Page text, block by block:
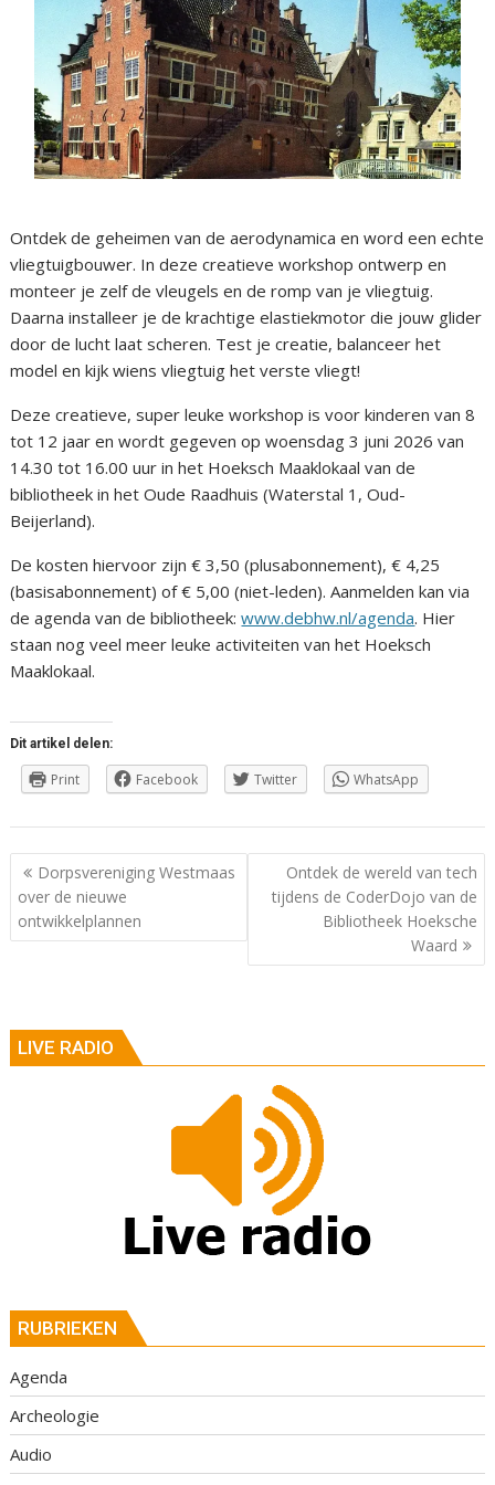
Ontdek de geheimen van de aerodynamica en word een echte
vliegtuigbouwer. In deze creatieve workshop ontwerp en
monteer je zelf de vleugels en de romp van je vliegtuig.
Daarna installeer je de krachtige elastiekmotor die jouw glider
door de lucht laat scheren. Test je creatie, balanceer het
model en kijk wiens vliegtuig het verste vliegt!
Deze creatieve, super leuke workshop is voor kinderen van 8
tot 12 jaar en wordt gegeven op woensdag 3 juni 2026 van
14.30 tot 16.00 uur in het Hoeksch Maaklokaal van de
bibliotheek in het Oude Raadhuis (Waterstal 1, Oud-
Beijerland).
De kosten hiervoor zijn € 3,50 (plusabonnement), € 4,25
(basisabonnement) of € 5,00 (niet-leden). Aanmelden kan via
de agenda van de bibliotheek:www.debhw.nl/agenda. Hier
staan nog veel meer leuke activiteiten van het Hoeksch
Maaklokaal.
Dit artikel delen:
Print Facebook Twitter WhatsApp
Berichtnavigatie
Dorpsvereniging Westmaas
over de nieuwe
ontwikkelplannen
Ontdek de wereld van tech
tijdens de CoderDojo van de
Bibliotheek Hoeksche
Waard
LIVE RADIO
RUBRIEKEN
Agenda
Archeologie
Audio